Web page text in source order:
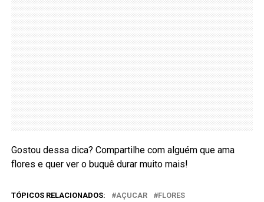
Gostou dessa dica? Compartilhe com alguém que ama
flores e quer ver o buquê durar muito mais!
TÓPICOS RELACIONADOS: AÇUCAR FLORES